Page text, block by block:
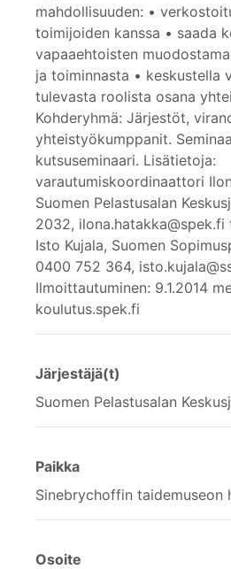
mahdollisuuden: •
toimijoiden kanssa • saada
vapaaehtoisten
ja toiminnasta • keskustella
tulevasta roolista osana
Kohderyhmä: Järjestöt,
yhteistyökumppanit.
kutsuseminaari. Lisätietoja:
varautumiskoordinaattori
Suomen Pelastusalan
2032, ilona.hatakka@spek.fi
Isto Kujala, Suomen
0400 752 364,
Ilmoittautuminen: 9.1.2014
koulutus.spek.fi
Järjestäjä(t)
Suomen Pelastusalan
Paikka
Sinebrychoffin taidemuseon
Osoite